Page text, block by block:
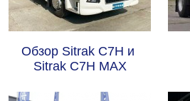
Обзор Sitrak C7H и
Sitrak C7H MAX